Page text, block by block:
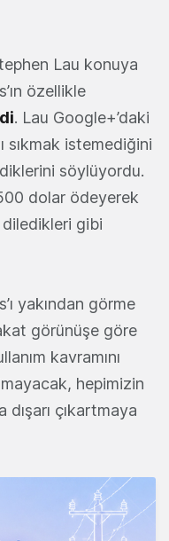
Lau konuya
özellikle
. Lau Google+’daki
sıkmak istemediğini
söylüyordu.
dolar ödeyerek
diledikleri gibi
yakından görme
görünüşe göre
kavramını
hepimizin
dışarı çıkartmaya